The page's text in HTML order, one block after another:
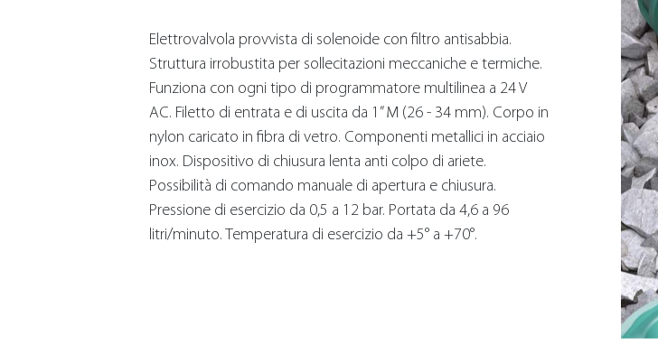
Elettrovalvola provvista di solenoide con filtro antisabbia.
Struttura irrobustita per sollecitazioni meccaniche e termiche.
Funziona con ogni tipo di programmatore multilinea a 24 V
AC. Filetto di entrata e di uscita da 1” M (26 - 34 mm). Corpo in
nylon caricato in fibra di vetro. Componenti metallici in acciaio
inox. Dispositivo di chiusura lenta anti colpo di ariete.
Possibilità di comando manuale di apertura e chiusura.
Pressione di esercizio da 0,5 a 12 bar. Portata da 4,6 a 96
litri/minuto. Temperatura di esercizio da +5° a +70°.